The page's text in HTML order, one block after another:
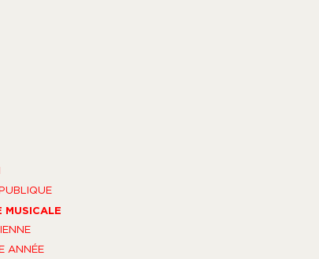
MUSICALE
ANNÉE